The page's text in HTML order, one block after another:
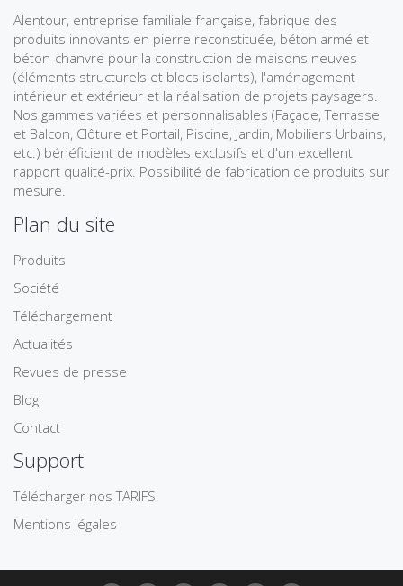
Alentour, entreprise familiale française, fabrique des
produits innovants en pierre reconstituée, béton armé et
béton-chanvre pour la construction de maisons neuves
(éléments structurels et blocs isolants), l'aménagement
intérieur et extérieur et la réalisation de projets paysagers.
Nos gammes variées et personnalisables (Façade, Terrasse
et Balcon, Clôture et Portail, Piscine, Jardin, Mobiliers Urbains,
etc.) bénéficient de modèles exclusifs et d'un excellent
rapport qualité-prix. Possibilité de fabrication de produits sur
mesure.
Plan du site
Produits
Société
Téléchargement
Actualités
Revues de presse
Blog
Contact
Support
Télécharger nos TARIFS
Mentions légales